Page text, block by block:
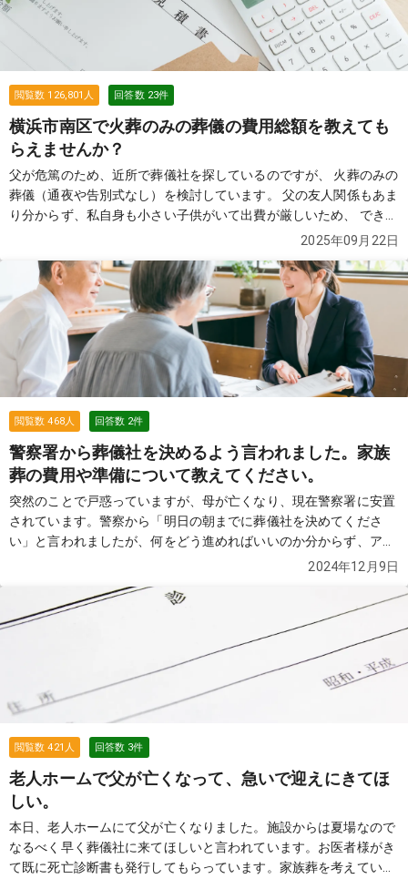
閲覧数 126,801 人 回答数 23件
横浜市南区で火葬のみの葬儀の費用総額を教えても
らえませんか？
父が危篤のため、近所で葬儀社を探しているのですが、 火葬のみの
葬儀（通夜や告別式なし）を検討しています。 父の友人関係もあま
り分からず、私自身も小さい子供がいて出費が厳しいため、 できる
が、 実際には総額で35万円ほどになりました。 担当者に確認した
ところ、火葬場の料金やその他の費用は別途必要になるとのこと
で、 結局は思っていたよりも高額になってしまい、正直納得がいっ
ていません。 もちろん76,000円だけでできないことは理解しまし
たが、 最終的にかかる総額を含め、できるだけ安く対応してくれる
葬儀社を探しています。 近所で火葬のみを行った場合の費用総額の
相場や、 実際に利用して良かった葬儀社があれば教えていただきた
いです。 皆さまのおすすめをぜひ伺いたいです。
2025年09月22日
閲覧数468人 回答数 2件
警察署から葬儀社を決めるよう言われました。家族
葬の費用や準備について教えてください。
突然のことで戸惑っていますが、母が亡くなり、現在警察署に安置
されています。警察から「明日の朝までに葬儀社を決めてくださ
い」と言われましたが、何をどう進めればいいのか分からず、アド
移動が少ない葬儀場や火葬場を希望しています。 葬儀費用の目安や
追加費用（食事、運搬費など）について知りたいです。 警察でかか
る費用や手続きについても教えてください。 また、南警察署からの
移動に関する準備や費用が含まれるかも気になります。葬儀を行う
場所は戸塚斎場が候補とされていますが、この場所やプランについ
ても詳しく知りたいです。 突然のことで不安が多いですが、分かり
やすく教えていただけると助かります。よろしくお願いいたしま
す。続きを見る
2024年12月9日
閲覧数421 人 回答数 3件
老人ホームで父が亡くなって、急いで迎えにきてほ
しい。
本日、老人ホームにて父が亡くなりました。施設からは夏場なので
なるべく早く葬儀社に来てほしいと言われています。お医者様がき
て既に死亡診断書も発行してもらっています。家族葬を考えている